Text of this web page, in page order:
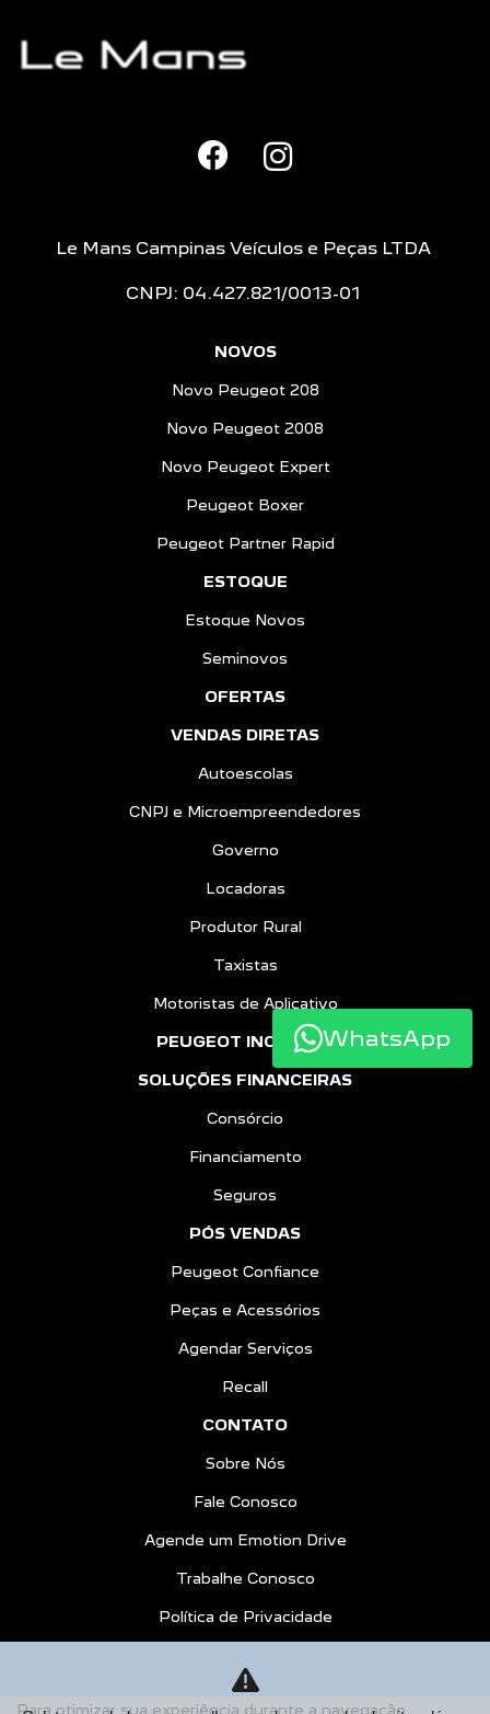
Le Mans Campinas Veículos e Peças LTDA
CNPJ: 04.427.821/0013-01
NOVOS
Novo Peugeot 208
Novo Peugeot 2008
Novo Peugeot Expert
Peugeot Boxer
Peugeot Partner Rapid
ESTOQUE
Estoque Novos
Seminovos
OFERTAS
VENDAS DIRETAS
Autoescolas
CNPJ e Microempreendedores
Governo
Locadoras
Produtor Rural
Taxistas
Motoristas de Aplicativo
PEUGEOT INCLUSÃO
SOLUÇÕES FINANCEIRAS
Consórcio
Financiamento
Seguros
PÓS VENDAS
Peugeot Confiance
Peças e Acessórios
Agendar Serviços
Recall
CONTATO
Sobre Nós
Fale Conosco
Agende um Emotion Drive
Trabalhe Conosco
Política de Privacidade
AGENDE UM TEST DRIVE
WhatsApp
Para otimizar sua experiência durante a navegação,